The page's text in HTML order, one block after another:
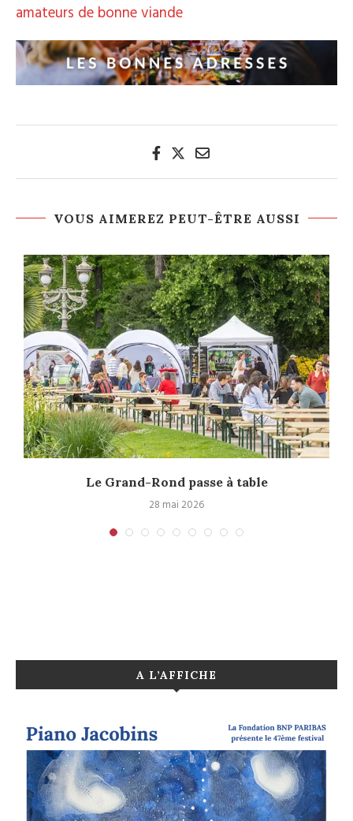
amateurs de bonne viande
VOUS AIMEREZ PEUT-ÊTRE AUSSI
Le Grand-Rond passe à table
28 mai 2026
A L’AFFICHE